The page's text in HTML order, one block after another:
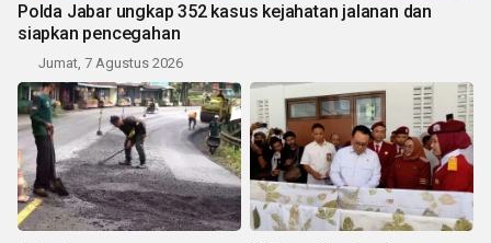
Polda Jabar ungkap 352 kasus kejahatan jalanan dan
siapkan pencegahan
Jumat, 7 Agustus 2026